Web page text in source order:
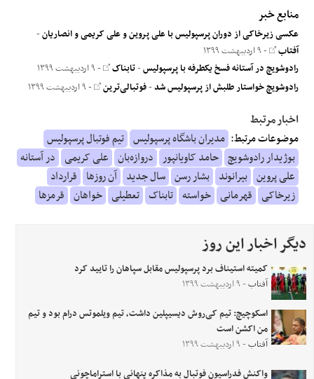
منابع خبر
عکسی زیرخاکی از دوران پرسپولیس با علی پروین و علی کریمی و انصاریان-
آفتاب - ۹ اردیبهشت ۱۳۹۹
رادوشویچ در آستانه فسخ یکطرفه با پرسپولیس-تابناک - ۹ اردیبهشت ۱۳۹۹
رادوشویچ خواستار طلبش از پرسپولیس شد-فوتبالی‌ترین - ۹ اردیبهشت ۱۳۹۹
اخبار مرتبط
موضوعات مرتبط: مدیران باشگاه پرسپولیس تیم فوتبال پرسپولیس
بوژیدار رادوشویچ حامد کاویانپور دروازه‌بان علی کریمی در آستانه
علی پروین بیرانوند بشار رسن سال جدید آن روزها قرارداد
زیرخاکی قهرمانی خواسته تابناک تعطیلی خواهان قرمزها
دیگر اخبار این روز
کمیته استیناف برد پرسپولیس مقابل سپاهان را تایید کرد
آفتاب- ۹ اردیبهشت ۱۳۹۹
اسکوچیچ: تیم کی‌روش دیسیپلین داشت، تیم ویلموتس درام بود و تیم
من اکشن است
آفتاب- ۹ اردیبهشت ۱۳۹۹
واکنش فدراسیون فوتبال به مذاکره پنهانی با استراماچونی